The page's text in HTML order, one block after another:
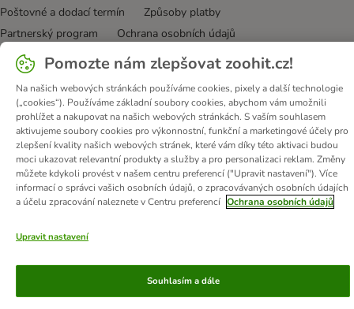
Poštovné a dodací termín
Způsoby platby
Partnerský program
Ochrana osobních údajů
Ochrana osobních údajů
Prohlášení o přístupnosti
© zooplus SE 2026
Pomozte nám zlepšovat zoohit.cz!
Na našich webových stránkách používáme cookies, pixely a další technologie
(„cookies“). Používáme základní soubory cookies, abychom vám umožnili
prohlížet a nakupovat na našich webových stránkách. S vaším souhlasem
aktivujeme soubory cookies pro výkonnostní, funkční a marketingové účely pro
zlepšení kvality našich webových stránek, které vám díky této aktivaci budou
moci ukazovat relevantní produkty a služby a pro personalizaci reklam. Změny
můžete kdykoli provést v našem centru preferencí ("Upravit nastavení"). Více
informací o správci vašich osobních údajů, o zpracovávaných osobních údajích
a účelu zpracování naleznete v Centru preferencí Ochrana osobních údajů
Upravit nastavení
Souhlasím a dále